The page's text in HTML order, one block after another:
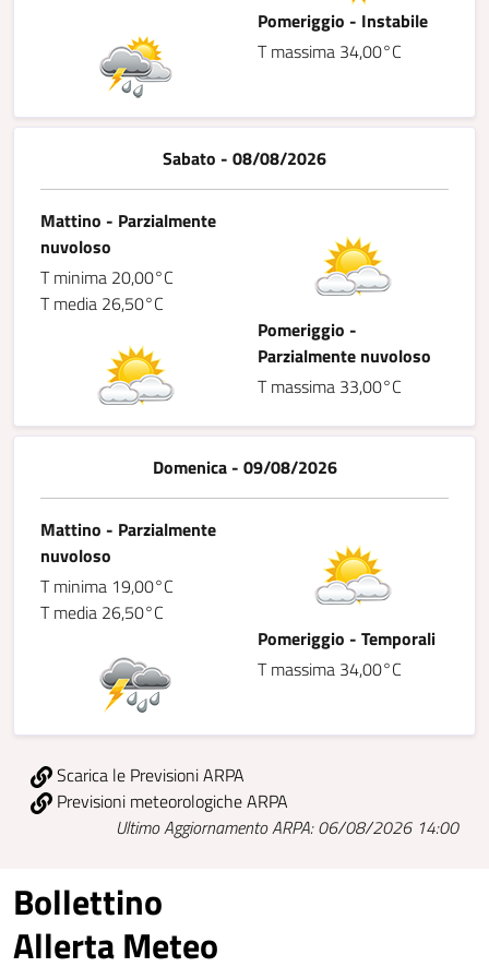
Pomeriggio - Instabile
T massima 34,00°C
Sabato - 08/08/2026
Mattino - Parzialmente
nuvoloso
T minima 20,00°C
T media 26,50°C
Pomeriggio -
Parzialmente nuvoloso
T massima 33,00°C
Domenica - 09/08/2026
Mattino - Parzialmente
nuvoloso
T minima 19,00°C
T media 26,50°C
Pomeriggio - Temporali
T massima 34,00°C
Scarica le Previsioni ARPA
Previsioni meteorologiche ARPA
Ultimo Aggiornamento ARPA: 06/08/2026 14:00
Bollettino
Allerta Meteo